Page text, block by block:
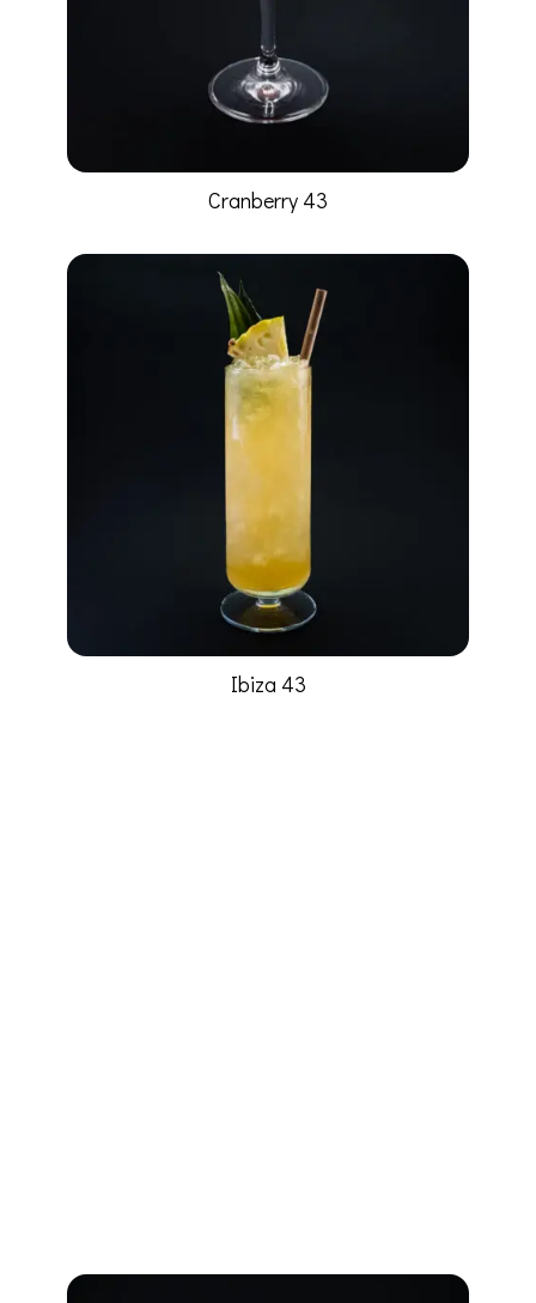
Cranberry 43
Ibiza 43